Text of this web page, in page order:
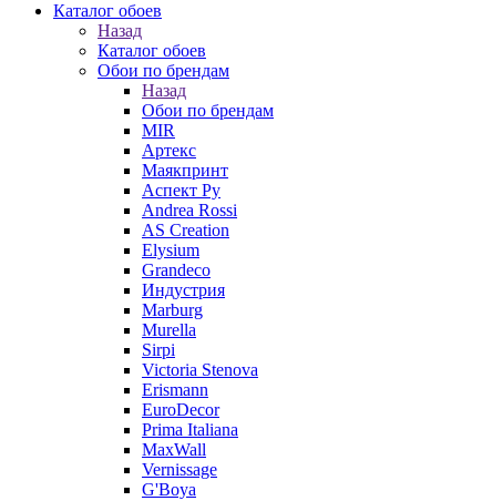
Каталог обоев
Назад
Каталог обоев
Обои по брендам
Назад
Обои по брендам
MIR
Артекс
Маякпринт
Аспект Ру
Andrea Rossi
AS Creation
Elysium
Grandeco
Индустрия
Marburg
Murella
Sirpi
Victoria Stenova
Erismann
EuroDecor
Prima Italiana
MaxWall
Vernissage
G'Boya